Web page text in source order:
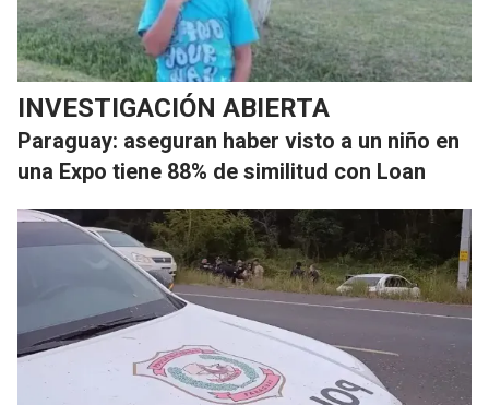
INVESTIGACIÓN ABIERTA
Paraguay: aseguran haber visto a un niño en
una Expo tiene 88% de similitud con Loan